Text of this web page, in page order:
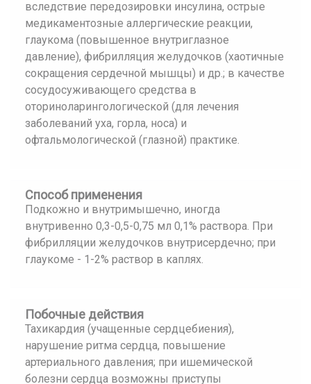
вследствие передозировки инсулина, острые
медикаментозные аллергические реакции,
глаукома (повышенное внутриглазное
давление), фибрилляция желудочков (хаотичные
сокращения сердечной мышцы) и др.; в качестве
сосудосуживающего средства в
оториноларингологической (для лечения
заболеваний уха, горла, носа) и
офтальмологической (глазной) практике.
Способ применения
Подкожно и внутримышечно, иногда
внутривенно 0,3-0,5-0,75 мл 0,1% раствора. При
фибрилляции желудочков внутрисердечно; при
глаукоме - 1-2% раствор в каплях.
Побочные действия
Тахикардия (учащенные сердцебиения),
нарушение ритма сердца, повышение
артериального давления; при ишемической
болезни сердца возможны приступы